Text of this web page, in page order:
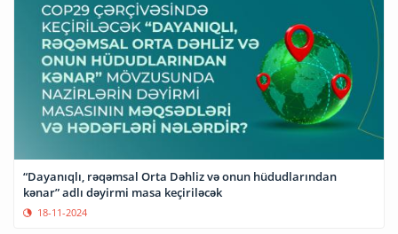
“Dayanıqlı, rəqəmsal Orta Dəhliz və onun hüdudlarından
kənar” adlı dəyirmi masa keçiriləcək
18-11-2024